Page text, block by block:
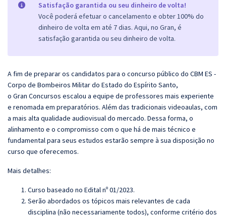
Satisfação garantida ou seu dinheiro de volta!
Você poderá efetuar o cancelamento e obter 100% do
dinheiro de volta em até 7 dias. Aqui, no Gran, é
satisfação garantida ou seu dinheiro de volta.
A fim de preparar os candidatos para o concurso público do CBM ES -
Corpo de Bombeiros Militar do Estado do Espírito Santo,
o Gran Concursos escalou a equipe de professores mais experiente
e renomada em preparatórios. Além das tradicionais videoaulas, com
a mais alta qualidade audiovisual do mercado. Dessa forma, o
alinhamento e o compromisso com o que há de mais técnico e
fundamental para seus estudos estarão sempre à sua disposição no
curso que oferecemos.
Mais detalhes:
Curso baseado no Edital nº 01/2023.
Serão abordados os tópicos mais relevantes de cada
disciplina (não necessariamente todos), conforme critério dos